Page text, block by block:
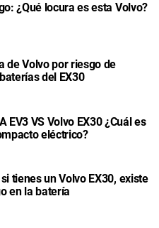
¿Qué locura es esta Volvo?
de Volvo por riesgo de
del EX30
EV3 VS Volvo EX30 ¿Cuál es
eléctrico?
tienes un Volvo EX30, existe
en la batería